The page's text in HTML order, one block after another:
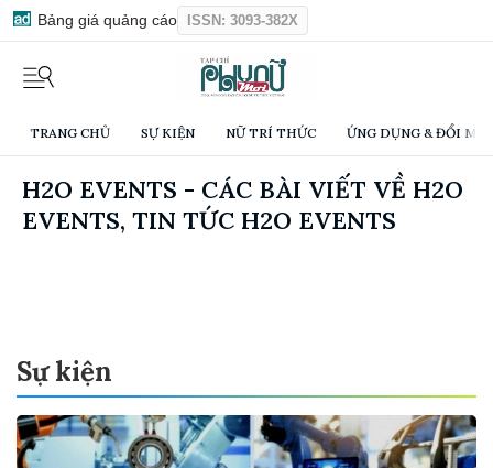
Bảng giá quảng cáo ISSN: 3093-382X
TRANG CHỦ SỰ KIỆN NỮ TRÍ THỨC ỨNG DỤNG & ĐỔI
H2O EVENTS - CÁC BÀI VIẾT VỀ H2O
EVENTS, TIN TỨC H2O EVENTS
Sự kiện